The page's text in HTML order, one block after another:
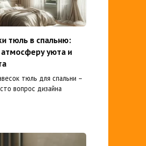
тюль в спальню:
уюта и
тюль для спальни –
вопрос дизайна